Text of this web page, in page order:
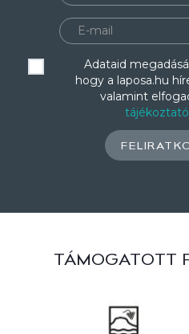
Adataid
hogy a laposa.hu
valamint
TÁMOGATOTT